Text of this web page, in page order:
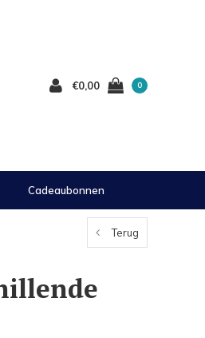
€0,00 0
Cadeaubonnen
Terug